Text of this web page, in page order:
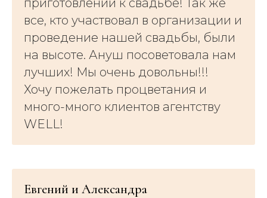
все, кто участвовал в организации и
проведение нашей свадьбы, были
на высоте. Ануш посоветовала нам
лучших! Мы очень довольны!!!
Хочу пожелать процветания и
много-много клиентов агентству
WELL!
Евгений и Александра